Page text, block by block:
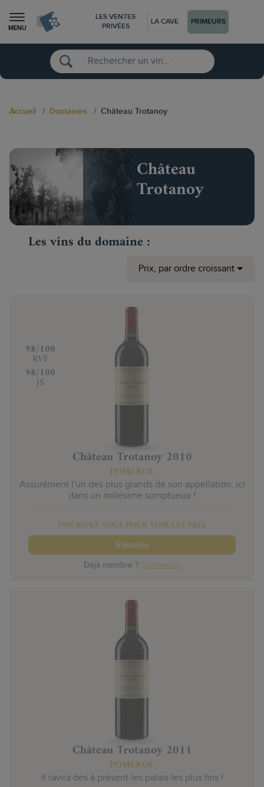
MENU
LES VENTES
PRIVÉES
LA CAVE PRIMEURS
Accueil Domaines Château Trotanoy
Château
Trotanoy
Les vins du domaine :
Prix, par ordre croissant
‍98/100
RVF
‍98/100
JS
Château Trotanoy 2010
POMEROL
Assurément l'un des plus grands de son appellation, ici
dans un millésime somptueux !
INSCRIVEZ-VOUS POUR VOIR LES PRIX
S'inscrire
Déjà membre ? Connexion
Château Trotanoy 2011
POMEROL
Il ravira dès à présent les palais les plus fins !